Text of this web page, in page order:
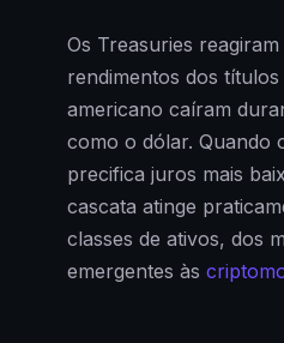
Os Treasuries
rendimentos dos
americano caíram
como o dólar. Quando
precifica juros mais
cascata atinge
classes de ativos, dos
emergentes às